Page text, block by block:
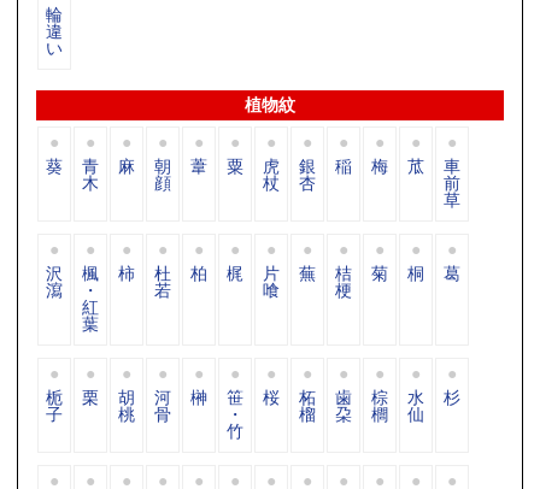
輪
違
い
植物紋
葵 青
木
麻 朝
顔
葦 粟 虎
杖
銀
杏
稲 梅 苽 車
前
草
沢
瀉
楓
・
紅
葉
柿 杜
若
柏 梶 片
喰
蕪 桔
梗
菊 桐 葛
栀
子
栗 胡
桃
河
骨
榊 笹
・
竹
桜 柘
榴
歯
朶
棕
櫚
水
仙
杉